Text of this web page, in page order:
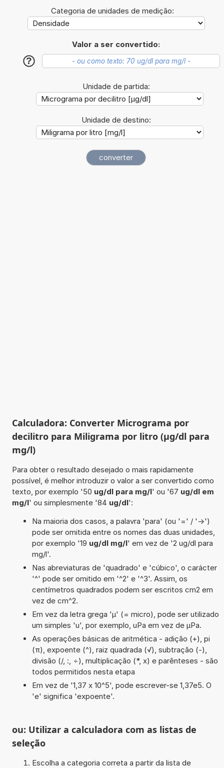
Categoria de unidades de medição:
Valor a ser convertido:
?
Unidade de partida:
Unidade de destino:
Calculadora: Converter Micrograma por
decilitro para Miligrama por litro (µg/dl para
mg/l)
Para obter o resultado desejado o mais rapidamente
possível, é melhor introduzir o valor a ser convertido como
texto, por exemplo '50 ug/dl para mg/l' ou '67 ug/dl em
mg/l' ou simplesmente '84 ug/dl':
Na maioria dos casos, a palavra 'para' (ou '=' / '->')
pode ser omitida entre os nomes das duas unidades,
por exemplo '19 ug/dl mg/l' em vez de '2 ug/dl para
mg/l'.
Nas abreviaturas de 'quadrado' e 'cúbico', o carácter
'^' pode ser omitido em '^2' e '^3'. Assim, os
centímetros quadrados podem ser escritos cm2 em
vez de cm^2.
Em vez da letra grega 'µ' (= micro), pode ser utilizado
um simples 'u', por exemplo, uPa em vez de µPa.
As operações básicas de aritmética - adição (+), pi
(π), expoente (^), raiz quadrada (√), subtração (-),
divisão (/, :, ÷), multiplicação (*, x) e parênteses - são
todos permitidos nesta etapa
Em vez de '1,37 x 10^5', pode escrever-se 1,37e5. O
'e' significa 'expoente'.
ou: Utilizar a calculadora com as listas de
seleção
Escolha a categoria correta a partir da lista de